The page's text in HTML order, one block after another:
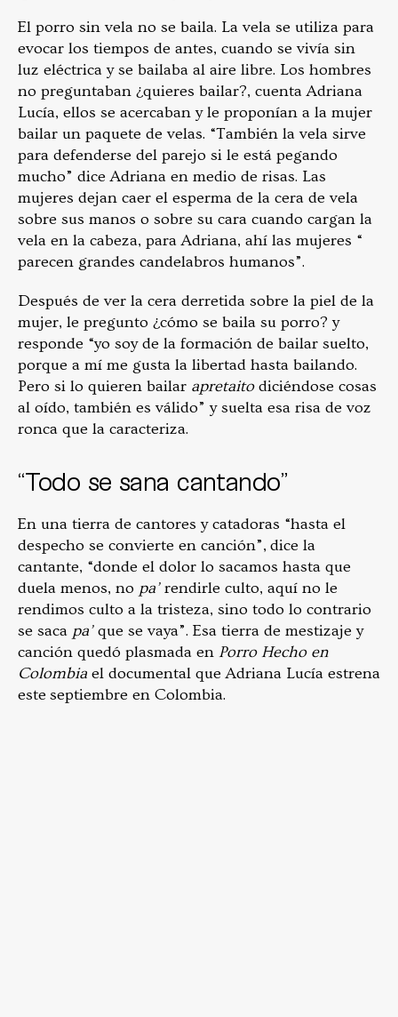
El porro sin vela no se baila. La vela se utiliza para
evocar los tiempos de antes, cuando se vivía sin
luz eléctrica y se bailaba al aire libre. Los hombres
no preguntaban ¿quieres bailar?, cuenta Adriana
Lucía, ellos se acercaban y le proponían a la mujer
bailar un paquete de velas. “También la vela sirve
para defenderse del parejo si le está pegando
mucho” dice Adriana en medio de risas. Las
mujeres dejan caer el esperma de la cera de vela
sobre sus manos o sobre su cara cuando cargan la
vela en la cabeza, para Adriana, ahí las mujeres “
parecen grandes candelabros humanos”.
Después de ver la cera derretida sobre la piel de la
mujer, le pregunto ¿cómo se baila su porro? y
responde “yo soy de la formación de bailar suelto,
porque a mí me gusta la libertad hasta bailando.
Pero si lo quieren bailar apretaitodiciéndose cosas
al oído, también es válido” y suelta esa risa de voz
ronca que la caracteriza.
“Todo se sana cantando”
En una tierra de cantores y catadoras “hasta el
despecho se convierte en canción”, dice la
cantante, “donde el dolor lo sacamos hasta que
duela menos, no pa’rendirle culto, aquí no le
rendimos culto a la tristeza, sino todo lo contrario
se saca pa’que se vaya”. Esa tierra de mestizaje y
canción quedó plasmada en Porro Hecho en
Colombia el documental que Adriana Lucía estrena
este septiembre en Colombia.